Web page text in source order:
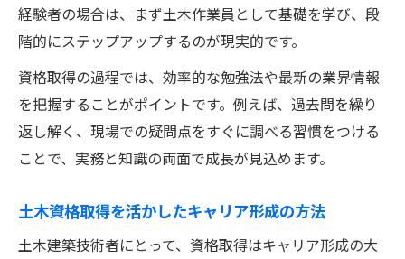
経験者の場合は、まず土木作業員として基礎を学び、段
階的にステップアップするのが現実的です。
資格取得の過程では、効率的な勉強法や最新の業界情報
を把握することがポイントです。例えば、過去問を繰り
返し解く、現場での疑問点をすぐに調べる習慣をつける
ことで、実務と知識の両面で成長が見込めます。
土木資格取得を活かしたキャリア形成の方法
土木建築技術者にとって、資格取得はキャリア形成の大